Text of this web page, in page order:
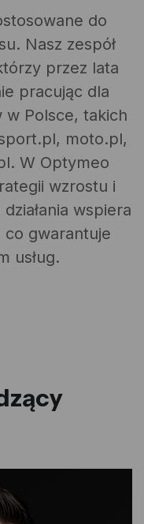
do
Nasz zespół
przez lata
pracując dla
w Polsce, takich
moto.pl,
W Optymeo
wzrostu i
wspiera
co gwarantuje
usług.